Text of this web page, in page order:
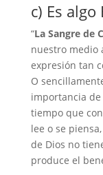
c) Es
“La Sangre de
nuestro medio
expresión tan
O
importancia
tiempo que
lee o se
de Dios no
produce el